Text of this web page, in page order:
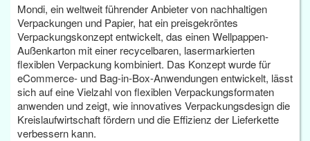
Mondi, ein weltweit führender Anbieter von nachhaltigen
Verpackungen und Papier, hat ein preisgekröntes
Verpackungskonzept entwickelt, das einen Wellpappen-
Außenkarton mit einer recycelbaren, lasermarkierten
flexiblen Verpackung kombiniert. Das Konzept wurde für
eCommerce- und Bag-in-Box-Anwendungen entwickelt, lässt
sich auf eine Vielzahl von flexiblen Verpackungsformaten
anwenden und zeigt, wie innovatives Verpackungsdesign die
Kreislaufwirtschaft fördern und die Effizienz der Lieferkette
verbessern kann.